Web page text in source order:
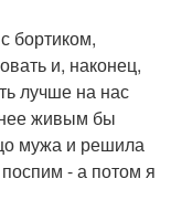
бортиком,
и, наконец,
лучше на нас
нее живым бы
мужа и решила
- а потом я